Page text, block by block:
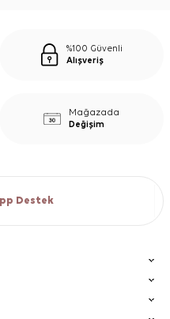
%100 Güvenli
Alışveriş
Mağazada
Değişim
Destek